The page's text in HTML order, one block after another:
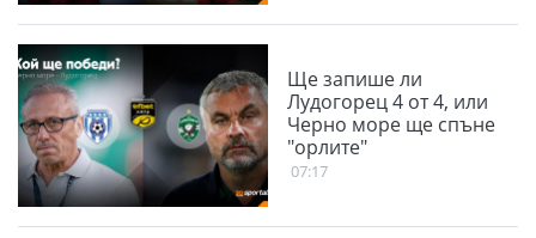
Ще запише ли
Лудогорец 4 от 4, или
Черно море ще спъне
"орлите"
07:17